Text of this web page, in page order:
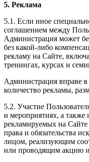
5. Реклама
5.1. Если иное
соглашением между
Администрация может
без какой-либо
рекламу на Сайте,
тренингах, курсах и
Администрация вправе
количество рекламы,
5.2. Участие
и мероприятиях, а также
рекламируемых на Сайте
права и обязательства
лицом, реализующим
или проводящим акцию